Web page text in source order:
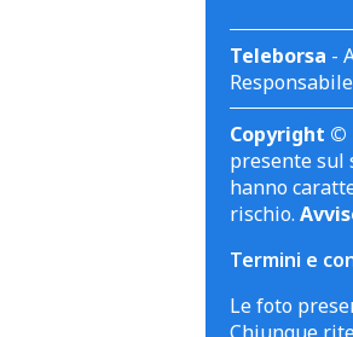
Teleborsa -
Copyright ©
presente sul
hanno
rischio.
Termini e
Le foto